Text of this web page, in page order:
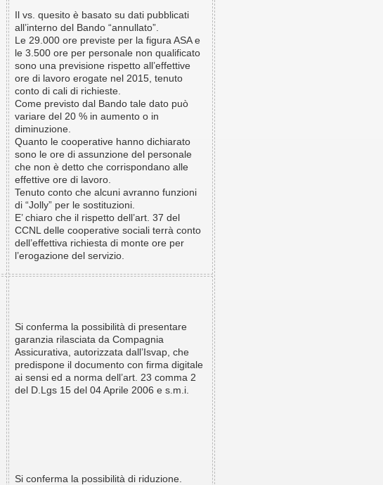
Il vs. quesito è basato su dati pubblicati
all’interno del Bando “annullato”.
Le 29.000 ore previste per la figura ASA e
le 3.500 ore per personale non qualificato
sono una previsione rispetto all’effettive
ore di lavoro erogate nel 2015, tenuto
conto di cali di richieste.
Come previsto dal Bando tale dato può
variare del 20 % in aumento o in
diminuzione.
Quanto le cooperative hanno dichiarato
sono le ore di assunzione del personale
che non è detto che corrispondano alle
effettive ore di lavoro.
Tenuto conto che alcuni avranno funzioni
di “Jolly” per le sostituzioni.
E’ chiaro che il rispetto dell’art. 37 del
CCNL delle cooperative sociali terrà conto
dell’effettiva richiesta di monte ore per
l’erogazione del servizio.
Si conferma la possibilità di presentare
garanzia rilasciata da Compagnia
Assicurativa, autorizzata dall’Isvap, che
predispone il documento con firma digitale
ai sensi ed a norma dell’art. 23 comma 2
del D.Lgs 15 del 04 Aprile 2006 e s.m.i.
Si conferma la possibilità di riduzione.